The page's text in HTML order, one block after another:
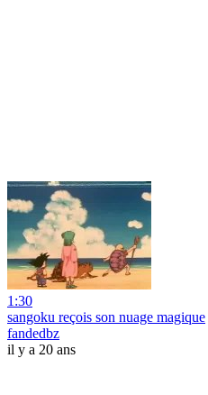
1:30
sangoku reçois son nuage magique
fandedbz
il y a 20 ans